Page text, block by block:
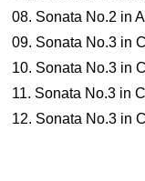
08. Sonata No.2 in
09. Sonata No.3 in
10. Sonata No.3 in
11. Sonata No.3 in
12. Sonata No.3 in